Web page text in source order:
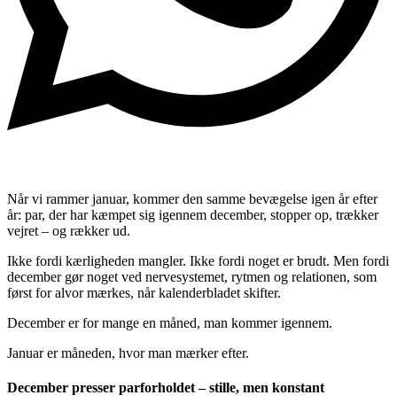
Når vi rammer januar, kommer den samme bevægelse igen år efter
år: par, der har kæmpet sig igennem december, stopper op, trækker
vejret – og rækker ud.
Ikke fordi kærligheden mangler. Ikke fordi noget er brudt. Men fordi
december gør noget ved nervesystemet, rytmen og relationen, som
først for alvor mærkes, når kalenderbladet skifter.
December er for mange en måned, man kommer igennem.
Januar er måneden, hvor man mærker efter.
December presser parforholdet – stille, men konstant